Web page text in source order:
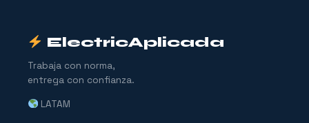
ElectricAplicada
Trabaja con norma,
entrega con confianza.
LATAM